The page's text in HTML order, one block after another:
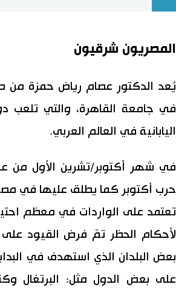
المصريون شرقيون
يُعد الدكتور عصام رياض حمزة من
في جامعة القاهرة، والتي تلعب
اليابانية في العالم العربي.
حرب أكتوبر كما يطلق عليها في
تعتمد على الواردات في معظم
لأحكام الحظر تمّ فرض القيود على
بعض البلدان الذي استهدف في
على بعض الدول مثل: البرتغال